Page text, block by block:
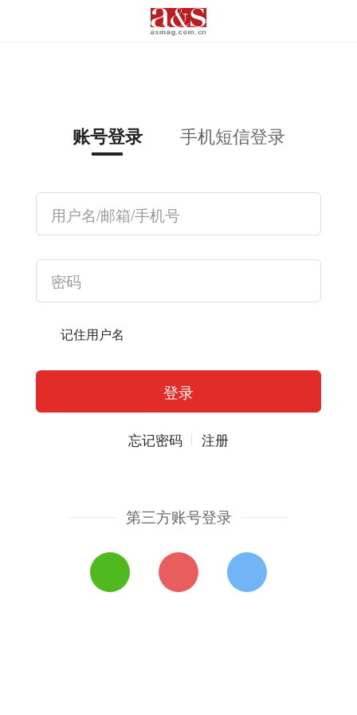
账号登录 手机短信登录
记住用户名
忘记密码 注册
第三方账号登录